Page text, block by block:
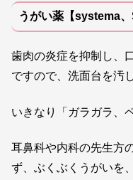
うがい薬【systema、
歯肉の炎症を抑制し、
ですので、洗面台を汚
いきなり「ガラガラ、
耳鼻科や内科の先生方
ず、ぶくぶくうがいを